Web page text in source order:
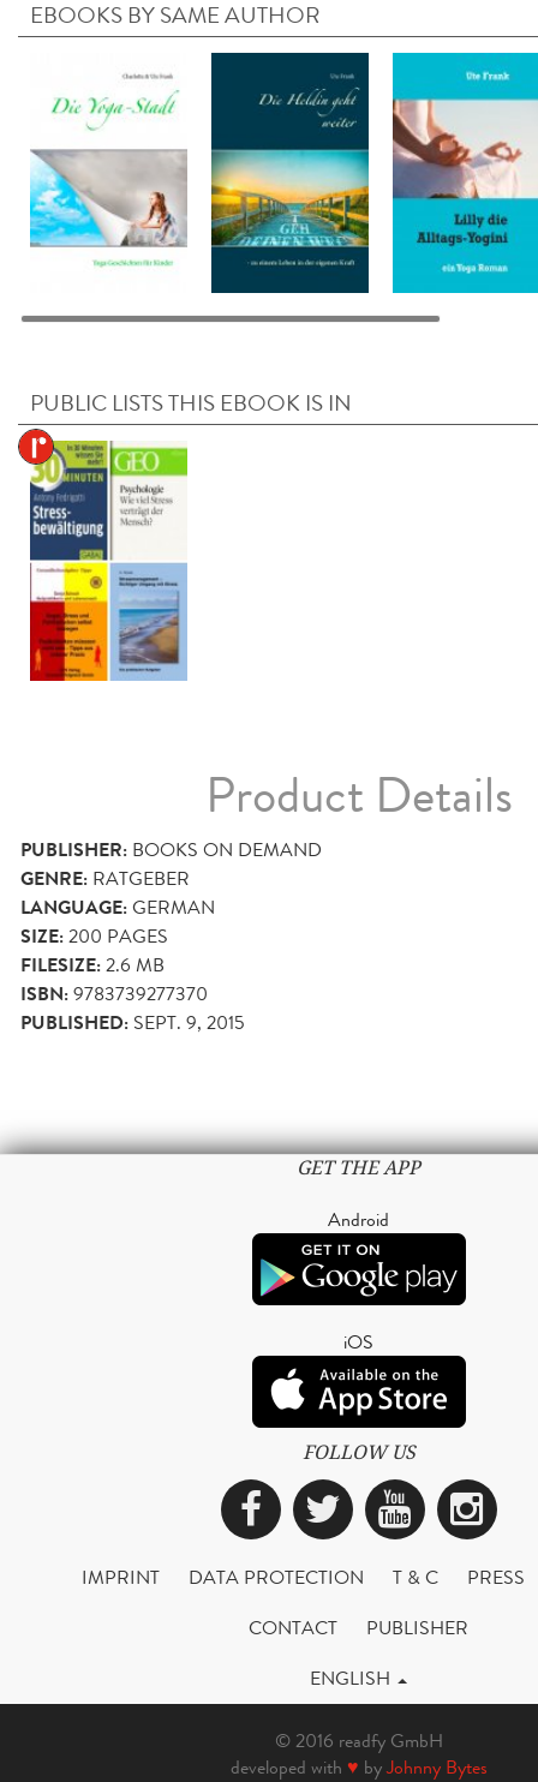
EBOOKS BY SAME AUTHOR
PUBLIC LISTS THIS EBOOK IS IN
Product Details
PUBLISHER: BOOKS ON DEMAND
GENRE: RATGEBER
LANGUAGE:GERMAN
SIZE:200 PAGES
FILESIZE:2.6 MB
ISBN:9783739277370
PUBLISHED: SEPT. 9, 2015
GET THE APP
Android
iOS
FOLLOW US
Facebook
Twitter
IMPRINT DATA PROTECTION T & C
PRESS
CONTACT
PUBLISHER
ENGLISH
© 2016 readfy GmbH
developed with ♥ byJohnny Bytes